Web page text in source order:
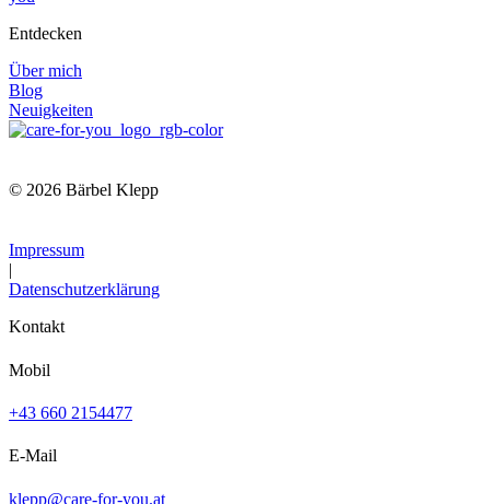
Entdecken
Über mich
Blog
Neuigkeiten
© 2026 Bärbel Klepp
Impressum
Datenschutzerklärung
Kontakt
Mobil
+43 660 2154477
E-Mail
klepp@care-for-you.at